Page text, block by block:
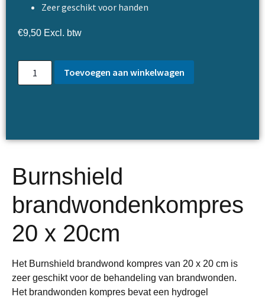
Zeer geschikt voor handen
€9,50 Excl. btw
Toevoegen aan winkelwagen
Burnshield
brandwondenkompres
20 x 20cm
Het Burnshield brandwond kompres van 20 x 20 cm is
zeer geschikt voor de behandeling van brandwonden.
Het brandwonden kompres bevat een hydrogel